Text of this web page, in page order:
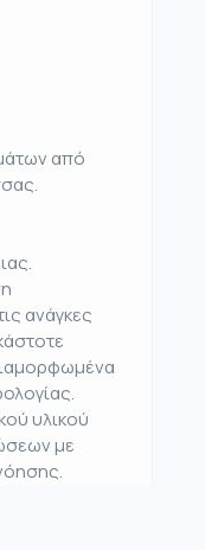
από
ανάγκες
υλικού
με